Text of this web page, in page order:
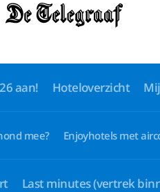
aan! Hoteloverzicht
mee? Enjoyhotels met
Last minutes(vertrek